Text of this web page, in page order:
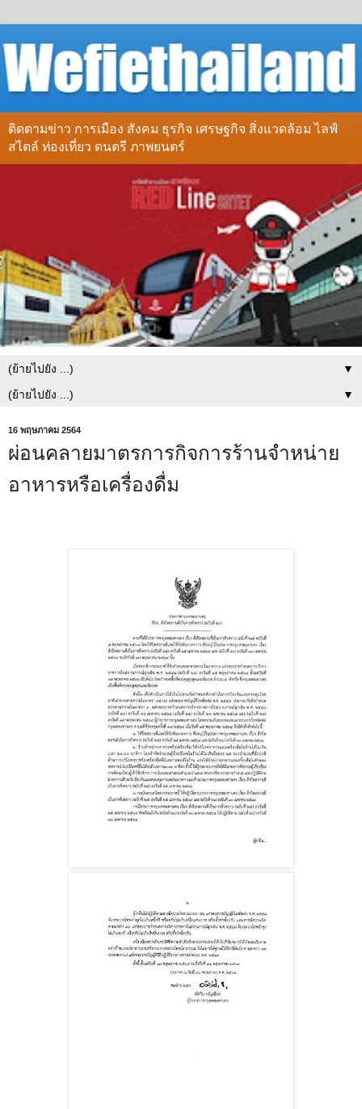
ติดตามข่าว การเมือง สังคม ธุรกิจ เศรษฐกิจ สิ่งแวดล้อม ไลฟ์
สไตล์ ท่องเที่ยว ดนตรี ภาพยนตร์
▼
▼
16 พฤษภาคม 2564
ผ่อนคลายมาตรการกิจการร้านจำหน่าย
อาหารหรือเครื่องดื่ม